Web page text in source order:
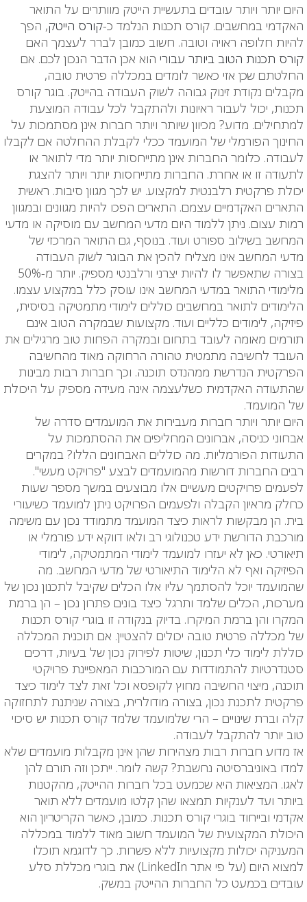
היום יותר ויותר עובדים בתעשיית הייטק מוותרים על התואר
האקדמי במחשבים. קורס תכנות הנלמד כ-קורס הייטק, הפך
להיות חלופה ראויה וטובה. חשוב כמובן לברר לעצמך האם
קורס תכנות הטוב ביותר עבורי הוא אכן הדבר הנכון לכם. אם
החלטתם שכן אזי כאשר לומדים במכללה פרטית טובה,
מקבלים נקודת זינוק גבוהה לשוק העבודה בהייטק. בוגר קורס
תכנות, יכול לעבור ראיונות ולהתקבל לכל עבודה המוצעת
למתחילים. מדוע? מכיוון שיותר ויותר חברות אינן מסתמכות על
החינוך הפורמלי של המועמד ככלי לקבלת ההחלטה אם לקבלו
לעבודה. כלומר החברות אינן מתייחסות יותר מדי לתואר או
לתעודה זו או אחרת. החברות מתייחסות יותר ויותר להצגת
יכולת פרקטית רלבנטית למקצוע. יש לכך מגוון סיבות. ראשית
התארים האקדמיים עצמם. התארים הפכו להיות מגוונים ובמגוון
רמות עצום. ניתן ללמוד היום מדעי המחשב עם מוסיקה או מדעי
המחשב בשילוב ספורט ועוד. בנוסף, גם התואר המרכזי של
מדעי המחשב אינו מצליח להכין את הבוגר לשוק העבודה
בצורה שתאפשר לו להיות יצרני ורלבנטי מספיק. יותר מ-50%
מלימודי התואר במדעי המחשב אינו עוסק כלל במקצוע עצמו.
הלימודים לתואר במחשבים כוללים לימודי מתמטיקה בסיסית,
פיזיקה, לימודים כלליים ועוד. מקצועות שבמקרה הטוב אינם
תורמים מאומה לעובד בתחום ובמקרה הפחות טוב מרגילים את
העובד לחשיבה מתמטית טהורה הרחוקה מאוד מהחשיבה
הפרקטית הנדרשת ממהנדס תוכנה. וכך חברות רבות מבינות
שהתעודה האקדמית כשלעצמה אינה מעידה מספיק על היכולת
של המועמד.
היום יותר ויותר חברות מעבירות את המועמדים סדרה של
אבחוני כניסה, אבחונים המחליפים את ההסתמכות על
התעודות הפורמליות. מה כוללים האבחונים הללו? במקרים
רבים החברות דורשות מהמועמדים לבצע "פרויקט מעשי".
לפעמים פרויקטים מעשיים אלו מבוצעים במשך מספר שעות
כחלק מראיון הקבלה ולפעמים הפרויקט ניתן למועמד כשיעורי
בית. הן מבקשות לראות כיצד המועמד מתמודד נכון עם משימה
מורכבת הדורשת ידע טכנולוגי רב ולאו דווקא ידע פורמלי או
תיאורטי. כאן לא יעזרו למועמד לימודי המתמטיקה, לימודי
הפיזיקה ואף לא הלימוד התיאורטי של מדעי המחשב. מה
שהמועמד יוכל להסתמך עליו אלו הכלים שקיבל לתכנון נכון של
מערכות, הכלים שלמד ותרגל כיצד בונים פתרון נכון – הן ברמת
המקרו והן ברמת המיקרו. בדיוק בנקודה זו בוגרי קורס תכנות
של מכללה פרטית טובה יכולים להצטיין. אם תוכנית המכללה
כוללת לימוד כלי תכנון, שיטות לפירוק נכון של בעיות, דרכים
סטנדרטיות להתמודדות עם המורכבות המאפיינת פרויקטי
תוכנה, מיצוי החשיבה מחוץ לקופסא וכל זאת לצד לימוד כיצד
פרקטית לתכנת נכון, בצורה מודולרית, בצורה שניתנת לתחזוקה
קלה וברת שינויים – הרי שלמועמד שלמד קורס תכנות יש סיכוי
טוב יותר להתקבל לעבודה.
אז מדוע חברות רבות מצהירות שהן אינן מקבלות מועמדים שלא
למדו באוניברסיטה נחשבת? קשה לומר. ייתכן וזה תורם להן
לאגו. המציאות היא שכמעט בכל חברות ההייטק, מהקטנות
ביותר ועד לענקיות תמצאו שהן קלטו מועמדים ללא תואר
אקדמי ובייחוד בוגרי קורס תכנות. כמובן, כאשר הקריטריון הוא
היכולת המקצועית של המועמד חשוב מאוד ללמוד במכללה
המעניקה יכולות מקצועיות ללא פשרות. כך לדוגמא תוכלו
למצוא היום (על פי אתר LinkedIn) את בוגרי מכללת סלע
עובדים בכמעט כל החברות ההייטק במשק.